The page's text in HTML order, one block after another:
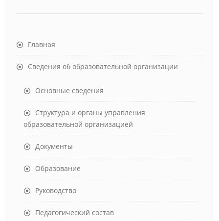
Главная
Сведения об образовательной организации
Основные сведения
Структура и органы управления
образовательной организацией
Документы
Образование
Руководство
Педагогический состав